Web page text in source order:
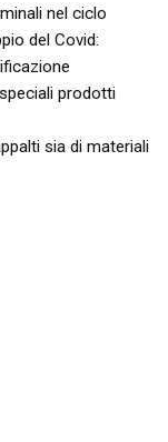
nel ciclo
del Covid:
prodotti
sia di materiali